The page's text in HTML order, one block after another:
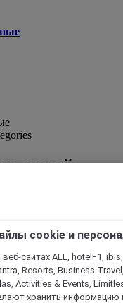
отелей
cookie и
веб-сайтах ALL, hotelF1,
Resorts, Business
Activities & Events,
хранить информацию